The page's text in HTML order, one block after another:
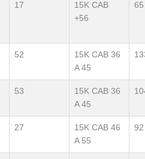
17
15K CAB
+56
65
52
15K CAB 36
A 45
53
15K CAB 36
A 45
27
15K CAB 46
A 55
92